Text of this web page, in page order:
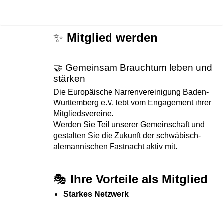
✨ Mitglied werden
🤝 Gemeinsam Brauchtum leben und
stärken
Die Europäische Narrenvereinigung Baden-
Württemberg e.V. lebt vom Engagement ihrer
Mitgliedsvereine.
Werden Sie Teil unserer Gemeinschaft und
gestalten Sie die Zukunft der schwäbisch-
alemannischen Fastnacht aktiv mit.
🎭 Ihre Vorteile als Mitglied
Starkes Netzwerk